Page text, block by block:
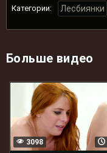
Категории: Лесбиянки
Больше видео
3098